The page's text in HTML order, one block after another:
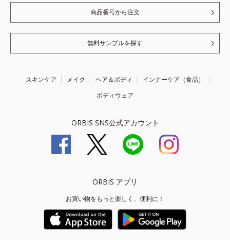
商品番号から注文
無料サンプルを探す
スキンケア メイク ヘア＆ボディ
インナーケア（食品）
ボディウェア
ORBIS SNS公式アカウント
ORBIS アプリ
お買い物をもっと楽しく、便利に！